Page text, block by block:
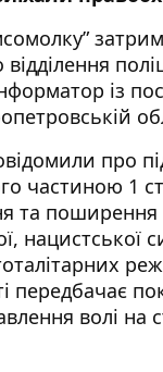
із
про
частиною 1
та поширення
нацистської
передбачає
волі на